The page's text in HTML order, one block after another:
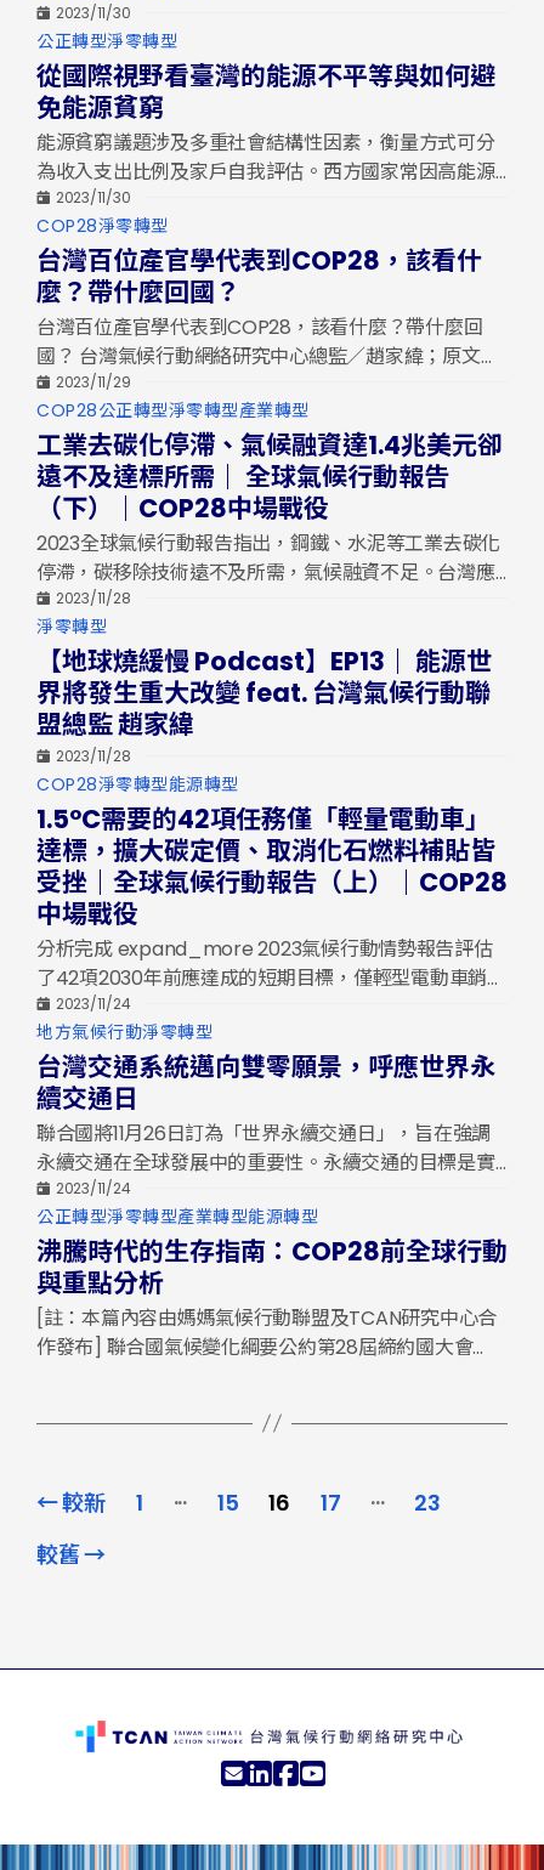
2023/11/30
分
類
公正轉型淨零轉型
從國際視野看臺灣的能源不平等與如何避
免能源貧窮
能源貧窮議題涉及多重社會結構性因素，衡量方式可分
為收入支出比例及家戶自我評估。西方國家常因高能源
成本及房屋隔熱性差導致能源貧窮。在台灣，弱勢家庭
能源支出占可支配收入比例高，租屋族、長者、失業者
等都是潛在能源弱勢。台灣能源貧窮研究尚待更多資
料，應在淨零轉型過程中兼顧能源正義，避免加劇不平
等。
2023/11/30
分
類
COP28淨零轉型
台灣百位產官學代表到COP28，該看什
麼？帶什麼回國？
台灣百位產官學代表到COP28，該看什麼？帶什麼回
國？ 台灣氣候行動網絡研究中心總監／趙家緯；原文於
11/30刊登於願景工程 距離2030年中期減碳目標，僅剩
不到2600天之際，聯合國氣候變化綱要公約第28次締約
方會議（COP28）即將展開，地點在人均排碳量名列全
球前十的油氣大國阿拉伯聯合大公國。 […]
2023/11/29
分
類
COP28公正轉型淨零轉型產業轉型
工業去碳化停滯、氣候融資達1.4兆美元卻
遠不及達標所需｜ 全球氣候行動報告
（下）｜COP28中場戰役
2023全球氣候行動報告指出，鋼鐵、水泥等工業去碳化
停滯，碳移除技術遠不及所需，氣候融資不足。台灣應
借鏡此報告，針對各部門設定具體可追蹤的減碳指標，
並關注工業轉型中的公正轉型議題，包括對環境、社
區、勞工權益的影響，以確保淨零轉型順利進行。
2023/11/28
分
類
淨零轉型
【地球燒緩慢 Podcast】EP13｜ 能源世
界將發生重大改變 feat. 台灣氣候行動聯
盟總監 趙家緯
2023/11/28
分
類
COP28淨零轉型能源轉型
1.5°C需要的42項任務僅「輕量電動車」
達標，擴大碳定價、取消化石燃料補貼皆
受挫｜全球氣候行動報告（上）｜COP28
中場戰役
分析完成 expand_more 2023氣候行動情勢報告評估
了42項2030年前應達成的短期目標，僅輕型電動車銷售
占比達標。再生能源發展迅速，但淘汰化石燃料發電進
展緩慢。運輸部門排放量持續上升，永續交通模式轉變
緩慢，但電動車銷售成長可觀。報告顯示，全球氣候行
動需加速以達成1.5°C升溫目標。
2023/11/24
分
類
地方氣候行動淨零轉型
台灣交通系統邁向雙零願景，呼應世界永
續交通日
聯合國將11月26日訂為「世界永續交通日」，旨在強調
永續交通在全球發展中的重要性。永續交通的目標是實
現零死亡願景（Vision Zero）與淨零排放（Net
Zero）。台灣在交通安全方面，死亡人數居高不下，政
府已提出相關政策綱領及改善計畫。在運輸淨零排放方
面，台灣已設定2040年新售汽機車100%電動化的目
標，並提前達成部分目標。然而，人行道建設及其他運
具選擇的推動仍有待加強。
2023/11/24
分
類
公正轉型淨零轉型產業轉型能源轉型
沸騰時代的生存指南：COP28前全球行動
與重點分析
[註：本篇內容由媽媽氣候行動聯盟及TCAN研究中心合
作發布] 聯合國氣候變化綱要公約第28屆締約國大會
前瞭解全球氣候行動的最新發展，媽媽氣候行動聯盟與
文
章
←較新 1 ... 15 16 17 ...
23
較舊→